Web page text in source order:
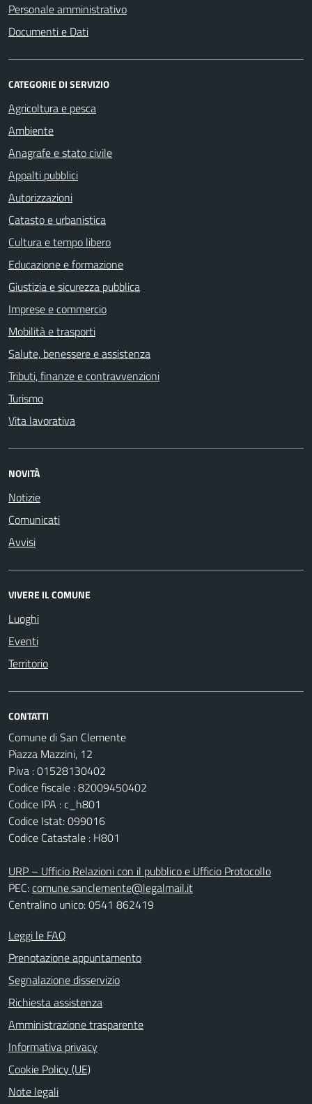
Personale amministrativo
Documenti e Dati
CATEGORIE DI SERVIZIO
Agricoltura e pesca
Ambiente
Anagrafe e stato civile
Appalti pubblici
Autorizzazioni
Catasto e urbanistica
Cultura e tempo libero
Educazione e formazione
Giustizia e sicurezza pubblica
Imprese e commercio
Mobilità e trasporti
Salute, benessere e assistenza
Tributi, finanze e contravvenzioni
Turismo
Vita lavorativa
NOVITÀ
Notizie
Comunicati
Avvisi
VIVERE IL COMUNE
Luoghi
Eventi
Territorio
CONTATTI
Comune di San Clemente
Piazza Mazzini, 12
P.iva : 01528130402
Codice fiscale : 82009450402
Codice IPA : c_h801
Codice Istat: 099016
Codice Catastale : H801
URP – Ufficio Relazioni con il pubblico e Ufficio Protocollo
PEC:comune.sanclemente@legalmail.it
Centralino unico: 0541 862419
Leggi le FAQ
Prenotazione appuntamento
Segnalazione disservizio
Richiesta assistenza
Amministrazione trasparente
Informativa privacy
Cookie Policy (UE)
Note legali